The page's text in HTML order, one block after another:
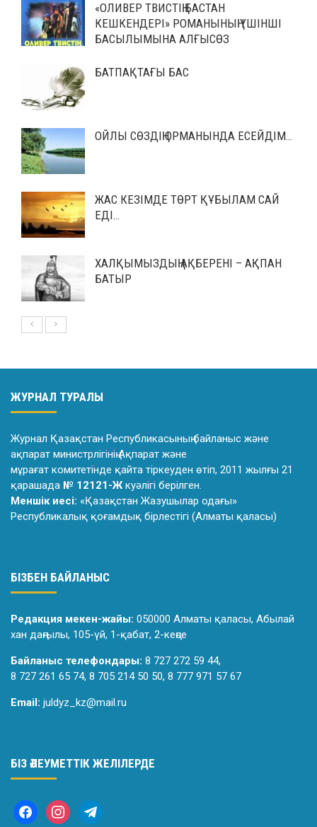
«ОЛИВЕР ТВИСТІҢ БАСТАН
КЕШКЕНДЕРІ» РОМАНЫНЫҢ ҮШІНШІ
БАСЫЛЫМЫНА АЛҒЫСӨЗ
БАТПАҚТАҒЫ БАС
ОЙЛЫ СӨЗДІҢ ОРМАНЫНДА ЕСЕЙДІМ…
ЖАС КЕЗІМДЕ ТӨРТ ҚҰБЫЛАМ САЙ
ЕДІ…
ХАЛҚЫМЫЗДЫҢ АҚБЕРЕНІ – АҚПАН
БАТЫР
ЖУРНАЛ ТУРАЛЫ
Журнал Қазақстан Республикасының байланыс және
ақпарат министрлiгiнiң Ақпарат және
мұрағат комитетiнде қайта тiркеуден өтiп, 2011 жылғы 21
қарашада № 12121-Жкуәлiгi берiлген.
Меншік иесі: «Қазақстан Жазушылар одағы»
Республикалық қоғамдық бірлестігі (Алматы қаласы)
БІЗБЕН БАЙЛАНЫС
Редакция мекен-жайы: 050000 Алматы қаласы, Абылай
хан даңғылы, 105-үй, 1-қабат, 2-кеңсе
Байланыс телефондары: 8 727 272 59 44,
8 727 261 65 74, 8 705 214 50 50, 8 777 971 57 67
Email: juldyz_kz@mail.ru
БІЗ ӘЛЕУМЕТТІК ЖЕЛІЛЕРДЕ